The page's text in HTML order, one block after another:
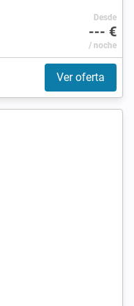
Desde
--- €
/ noche
Ver oferta